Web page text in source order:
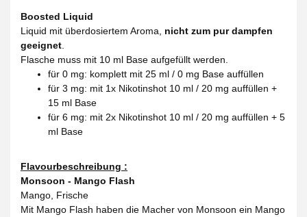
Boosted Liquid
Liquid mit überdosiertem Aroma, nicht zum pur dampfen
geeignet
Flasche muss mit 10 ml Base aufgefüllt werden.
für 0 mg: komplett mit 25 ml / 0 mg Base auffüllen
für 3 mg: mit 1x Nikotinshot 10 ml / 20 mg auffüllen +
15 ml Base
für 6 mg: mit 2x Nikotinshot 10 ml / 20 mg auffüllen + 5
ml Base
Flavourbeschreibung :
Monsoon - Mango Flash
Mango, Frische
Mit Mango Flash haben die Macher von Monsoon ein Mango